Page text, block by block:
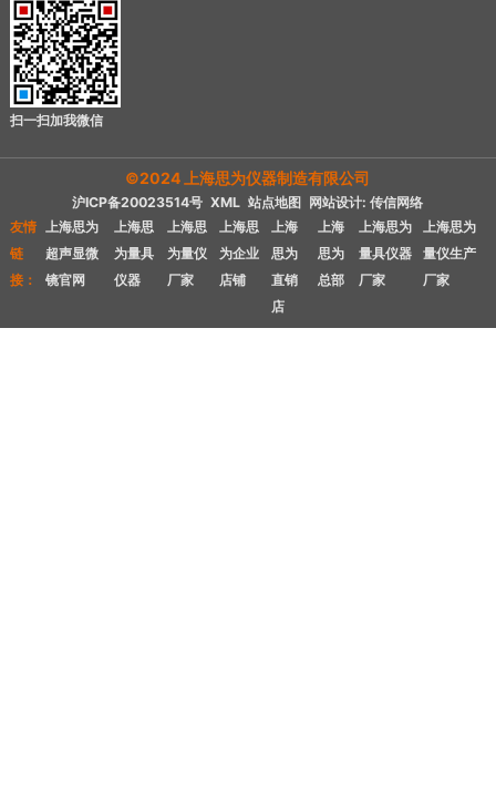
扫一扫加我微信
©2024 上海思为仪器制造有限公司
沪ICP备20023514号 XML 站点地图 网站设计: 传信网络
友情
链
接：
上海思为
超声显微
镜官网
上海思
为量具
仪器
上海思
为量仪
厂家
上海思
为企业
店铺
上海
思为
直销
店
上海
思为
总部
上海思为
量具仪器
厂家
上海思为
量仪生产
厂家